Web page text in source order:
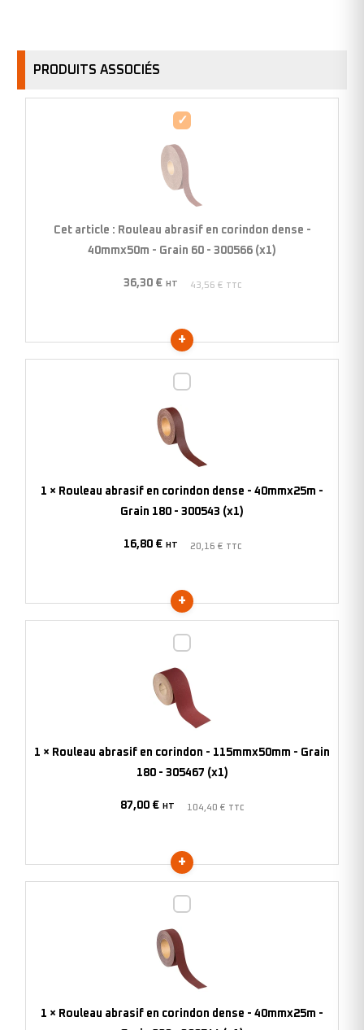
PRODUITS ASSOCIÉS
Rouleau
en
corindon
dense
Grain
300566
Cet article : Rouleau abrasif en corindon dense -
40mmx50m - Grain 60 - 300566 (x1)
36,30 € HT 43,56 €
en
corindon
dense
40mmx25m
Grain
300543
1 × Rouleau abrasif en corindon dense - 40mmx25m -
Grain 180 - 300543 (x1)
16,80 € HT 20,16 €
corindon
180
(x1)
1 × Rouleau abrasif en corindon - 115mmx50mm - Grain
180 - 305467 (x1)
87,00 € HT 104,40 €
en
corindon
dense
40mmx25m
1 × Rouleau abrasif en corindon dense - 40mmx25m -